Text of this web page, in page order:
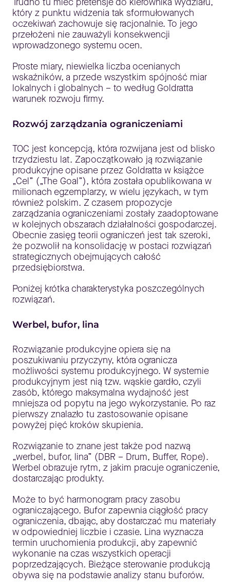
który z punktu widzenia tak sformułowanych
oczekiwań zachowuje się racjonalnie. To jego
przełożeni nie zauważyli konsekwencji
wprowadzonego systemu ocen.
Proste miary, niewielka liczba ocenianych
wskaźników, a przede wszystkim spójność miar
lokalnych i globalnych – to według Goldratta
warunek rozwoju firmy.
Rozwój zarządzania ograniczeniami
TOC jest koncepcją, która rozwijana jest od blisko
trzydziestu lat. Zapoczątkowało ją rozwiązanie
produkcyjne opisane przez Goldratta w książce
„Cel” („The Goal”), która została opublikowana w
milionach egzemplarzy, w wielu językach, w tym
również polskim. Z czasem propozycje
zarządzania ograniczeniami zostały zaadoptowane
w kolejnych obszarach działalności gospodarczej.
Obecnie zasięg teorii ograniczeń jest tak szeroki,
że pozwolił na konsolidację w postaci rozwiązań
strategicznych obejmujących całość
przedsiębiorstwa.
Poniżej krótka charakterystyka poszczególnych
rozwiązań.
Werbel, bufor, lina
Rozwiązanie produkcyjne opiera się na
poszukiwaniu przyczyny, która ogranicza
możliwości systemu produkcyjnego. W systemie
produkcyjnym jest nią tzw. wąskie gardło, czyli
zasób, którego maksymalna wydajność jest
mniejsza od popytu na jego wykorzystanie. Po raz
pierwszy znalazło tu zastosowanie opisane
powyżej pięć kroków skupienia.
Rozwiązanie to znane jest także pod nazwą
„werbel, bufor, lina” (DBR – Drum, Buffer, Rope).
Werbel obrazuje rytm, z jakim pracuje ograniczenie,
dostarczając produkty.
Może to być harmonogram pracy zasobu
ograniczającego. Bufor zapewnia ciągłość pracy
ograniczenia, dbając, aby dostarczać mu materiały
w odpowiedniej liczbie i czasie. Lina wyznacza
termin uruchomienia produkcji, aby zapewnić
wykonanie na czas wszystkich operacji
poprzedzających. Bieżące sterowanie produkcją
obywa się na podstawie analizy stanu buforów.